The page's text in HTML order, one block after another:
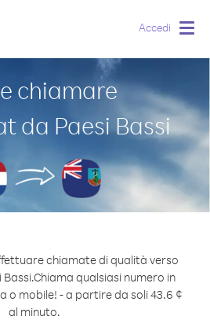
Accedi
chiamare
da Paesi Bassi
chiamate di qualità verso
Chiama qualsiasi numero in
o mobile! - a partire da soli 43.6 ¢
al minuto.